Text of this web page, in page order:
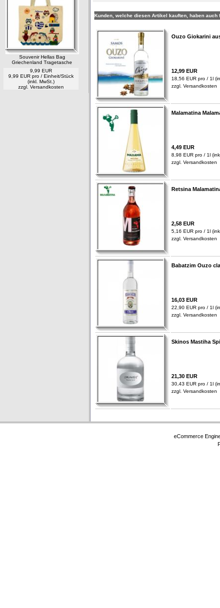
Souvenir Hellas Bag
Griechenland Tragetasche
9,99 EUR
9,99 EUR pro / Einheit/Stück
(inkl. MwSt.)
zzgl. Versandkosten
Kunden, welche diesen Artikel kauften, haben auch
Ouzo Giokarini
12,99 EUR
18,56 EUR pro / 1l
zzgl. Versandkosten
Malamatina
4,49 EUR
8,98 EUR pro / 1l
zzgl. Versandkosten
Retsina
2,58 EUR
5,16 EUR pro / 1l
zzgl. Versandkosten
Babatzim Ouzo
16,03 EUR
22,90 EUR pro / 1l
zzgl. Versandkosten
Skinos Mastiha
21,30 EUR
30,43 EUR pro / 1l
zzgl. Versandkosten
eCommerce